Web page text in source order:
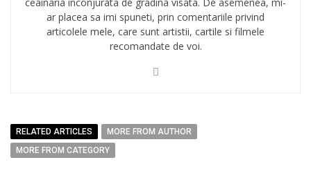
ar placea sa imi spuneti, prin comentariile privind
articolele mele, care sunt artistii, cartile si filmele
recomandate de voi.
RELATED ARTICLES
MORE FROM AUTHOR
MORE FROM CATEGORY